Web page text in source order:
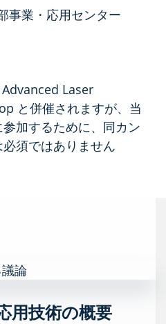
事業・応用センター
Laser
と併催されますが、当
加するために、同カン
須ではありません
用技術の概要